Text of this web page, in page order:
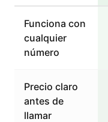
Funciona con
cualquier
número
Precio claro
antes de
llamar